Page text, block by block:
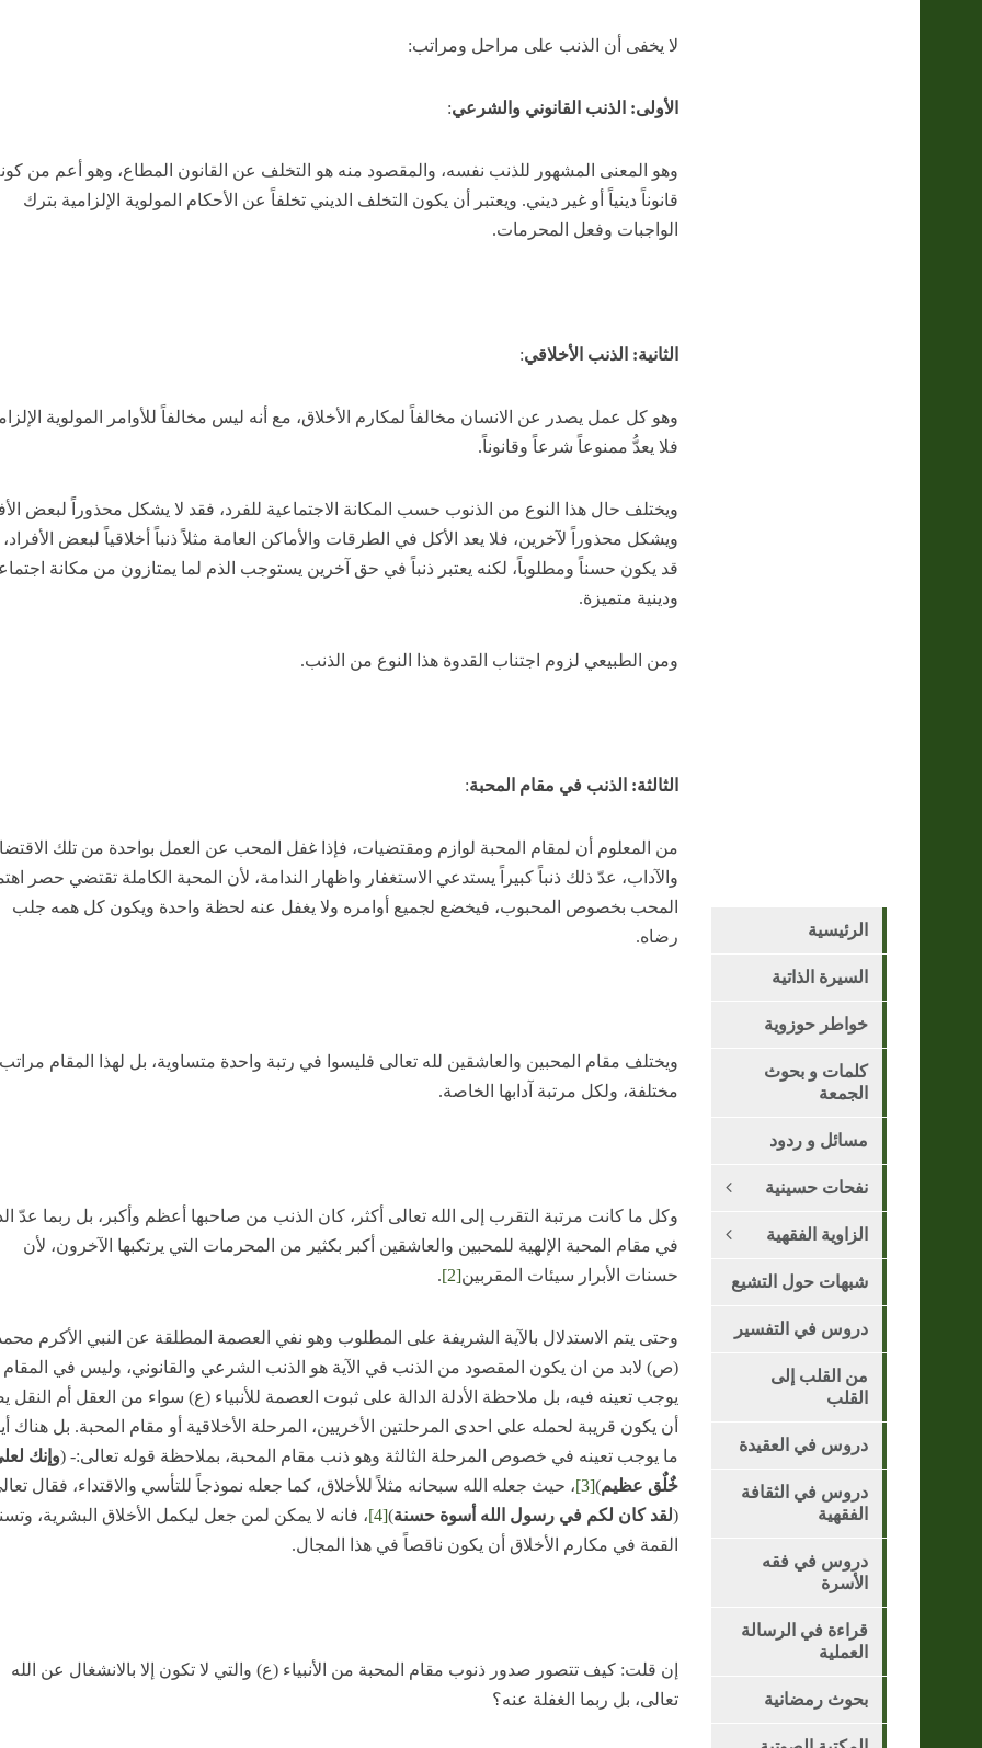
الرئيسية
السيرة الذاتية
خواطر حوزوية
كلمات و بحوث
الجمعة
مسائل و ردود
نفحات حسينية
الزاوية الفقهية
شبهات حول التشيع
دروس في التفسير
من القلب إلى
القلب
دروس في العقيدة
دروس في الثقافة
الفقهية
دروس في فقه
الأسرة
قراءة في الرسالة
العملية
بحوث رمضانية
لا يخفى أن الذنب على مراحل ومراتب:
الأولى: الذنب القانوني والشرعي:
وهو المعنى المشهور للذنب نفسه، والمقصود منه هو التخلف عن القانون المطاع، وهو أعم من
قانوناً دينياً أو غير ديني. ويعتبر أن يكون التخلف الديني تخلفاً عن الأحكام المولوية الإلزامية بترك
الواجبات وفعل المحرمات.
الثانية: الذنب الأخلاقي:
وهو كل عمل يصدر عن الانسان مخالفاً لمكارم الأخلاق، مع أنه ليس مخالفاً للأوامر المولوية
فلا يعدُّ ممنوعاً شرعاً وقانوناً.
ويختلف حال هذا النوع من الذنوب حسب المكانة الاجتماعية للفرد، فقد لا يشكل محذوراً لبعض
ويشكل محذوراً لآخرين، فلا يعد الأكل في الطرقات والأماكن العامة مثلاً ذنباً أخلاقياً لبعض
قد يكون حسناً ومطلوباً، لكنه يعتبر ذنباً في حق آخرين يستوجب الذم لما يمتازون من مكانة
ودينية متميزة.
ومن الطبيعي لزوم اجتناب القدوة هذا النوع من الذنب.
الثالثة: الذنب في مقام المحبة:
من المعلوم أن لمقام المحبة لوازم ومقتضيات، فإذا غفل المحب عن العمل بواحدة من تلك
والآداب، عدّ ذلك ذنباً كبيراً يستدعي الاستغفار واظهار الندامة، لأن المحبة الكاملة تقتضي حصر
المحب بخصوص المحبوب، فيخضع لجميع أوامره ولا يغفل عنه لحظة واحدة ويكون كل همه جلب
رضاه.
ويختلف مقام المحبين والعاشقين لله تعالى فليسوا في رتبة واحدة متساوية، بل لهذا المقام مراتب
مختلفة، ولكل مرتبة آدابها الخاصة.
وكل ما كانت مرتبة التقرب إلى الله تعالى أكثر، كان الذنب من صاحبها أعظم وأكبر، بل ربما عدّ
في مقام المحبة الإلهية للمحبين والعاشقين أكبر بكثير من المحرمات التي يرتكبها الآخرون، لأن
حسنات الأبرار سيئات المقربين[2]
.
وحتى يتم الاستدلال بالآية الشريفة على المطلوب وهو نفي العصمة المطلقة عن النبي الأكرم
(ص) لابد من ان يكون المقصود من الذنب في الآية هو الذنب الشرعي والقانوني، وليس في المقام
يوجب تعينه فيه، بل ملاحظة الأدلة الدالة على ثبوت العصمة للأنبياء (ع) سواء من العقل أم النقل
أن يكون قريبة لحمله على احدى المرحلتين الأخريين، المرحلة الأخلاقية أو مقام المحبة. بل هناك
ما يوجب تعينه في خصوص المرحلة الثالثة وهو ذنب مقام المحبة، بملاحظة قوله تعالى:- (وإنك
خٌلٌق عظيم)
[3]
، حيث جعله الله سبحانه مثلاً للأخلاق، كما جعله نموذجاً للتأسي والاقتداء، فقال
(لقد كان لكم في رسول الله أسوة حسنة)
[4]
، فانه لا يمكن لمن جعل ليكمل الأخلاق البشرية،
القمة في مكارم الأخلاق أن يكون ناقصاً في هذا المجال.
إن قلت: كيف تتصور صدور ذنوب مقام المحبة من الأنبياء (ع) والتي لا تكون إلا بالانشغال عن الله
تعالى، بل ربما الغفلة عنه؟